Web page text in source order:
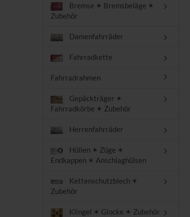
Bremse ✶ Bremsbeläge ✶
Zubehör
Damenfahrräder
Fahrradkette
Fahrradrahmen
Gepäckträger ✶
Fahrradkörbe ✶ Zubehör
Herrenfahrräder
Hüllen ✶ Züge ✶
Endkappen ✶ Anschlaghülsen
Kettenschutzblech ✶
Zubehör
Klingel ✶ Glocke ✶ Zubehör